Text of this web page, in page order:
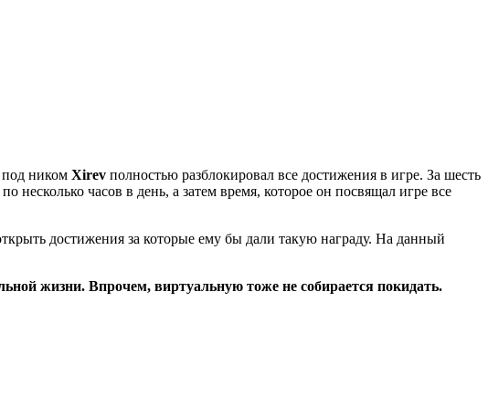
под ником Xirev полностью разблокировал все достижения в игре. За шесть
несколько часов в день, а затем время, которое он посвящал игре все
достижения за которые ему бы дали такую награду. На данный
жизни. Впрочем, виртуальную тоже не собирается покидать.